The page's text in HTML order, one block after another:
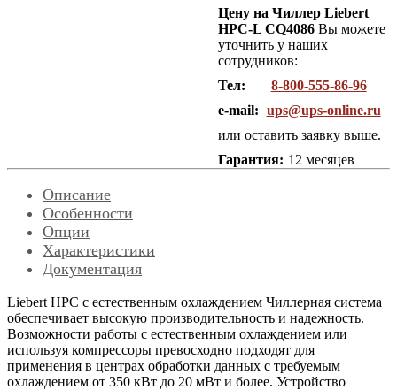
Цену на Чиллер Liebert
HPC-L CQ4086 Вы можете
уточнить у наших
сотрудников:
Тел:
8-800-555-86-96
e-mail: ups@ups-online.ru
или оставить заявку выше.
Гарантия: 12 месяцев
Описание
Особенности
Опции
Характеристики
Документация
Liebert HPС с естественным охлаждением Чиллерная система
обеспечивает высокую производительность и надежность.
Возможности работы с естественным охлаждением или
используя компрессоры превосходно подходят для
применения в центрах обработки данных с требуемым
охлаждением от 350 кВт до 20 мВт и более. Устройство